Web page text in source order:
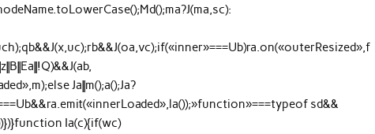
Ja||m();a();Ja?
sd&&
Ia(c){if(wc)